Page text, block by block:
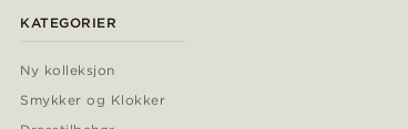
KATEGORIER
Ny kolleksjon
Smykker og Klokker